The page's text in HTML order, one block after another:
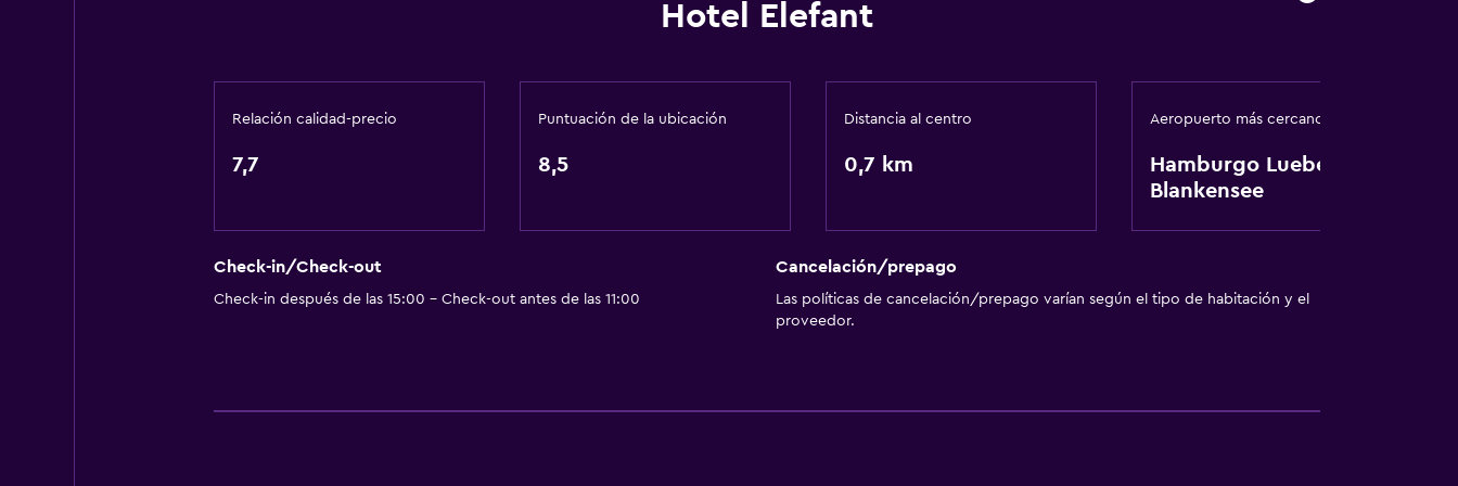
Wifi gratis
Champú
Tetera eléctrica
Cafetera
Hotel Elefant
Relación calidad-precio
7,7
Puntuación de la ubicación
8,5
Distancia al centro
0,7 km
Aeropuerto más cercano
Hamburgo Luebeck-
Blankensee
Check-in/Check-out
Check-in después de las 15:00 - Check-out antes de las 11:00
Cancelación/prepago
Las políticas de cancelación/prepago varían según el tipo de habitación y el
proveedor.